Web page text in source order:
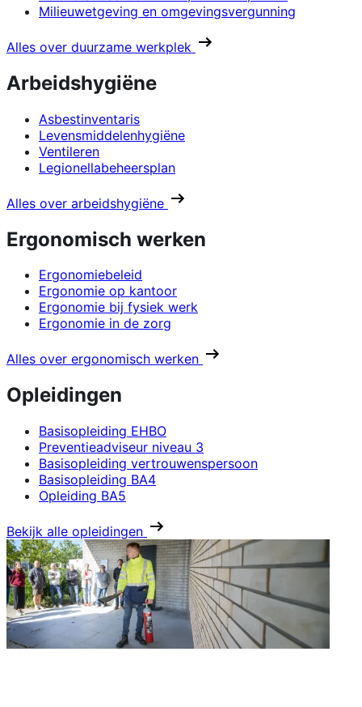
Milieuwetgeving en omgevingsvergunning
Alles over duurzame werkplek
Arbeidshygiëne
Asbestinventaris
Levensmiddelenhygiëne
Ventileren
Legionellabeheersplan
Alles over arbeidshygiëne
Ergonomisch werken
Ergonomiebeleid
Ergonomie op kantoor
Ergonomie bij fysiek werk
Ergonomie in de zorg
Alles over ergonomisch werken
Opleidingen
Basisopleiding EHBO
Preventieadviseur niveau 3
Basisopleiding vertrouwenspersoon
Basisopleiding BA4
Opleiding BA5
Bekijk alle opleidingen